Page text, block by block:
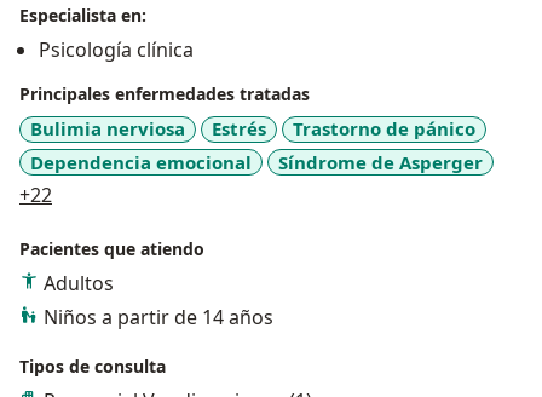
Especialista en:
Psicología clínica
Principales enfermedades tratadas
Bulimia nerviosa Estrés
Trastorno de pánico
Dependencia emocional
Síndrome de Asperger
+22a11y_sr_more_diseases
Pacientes que atiendo
Adultos
Niños a partir de 14 años
Tipos de consulta